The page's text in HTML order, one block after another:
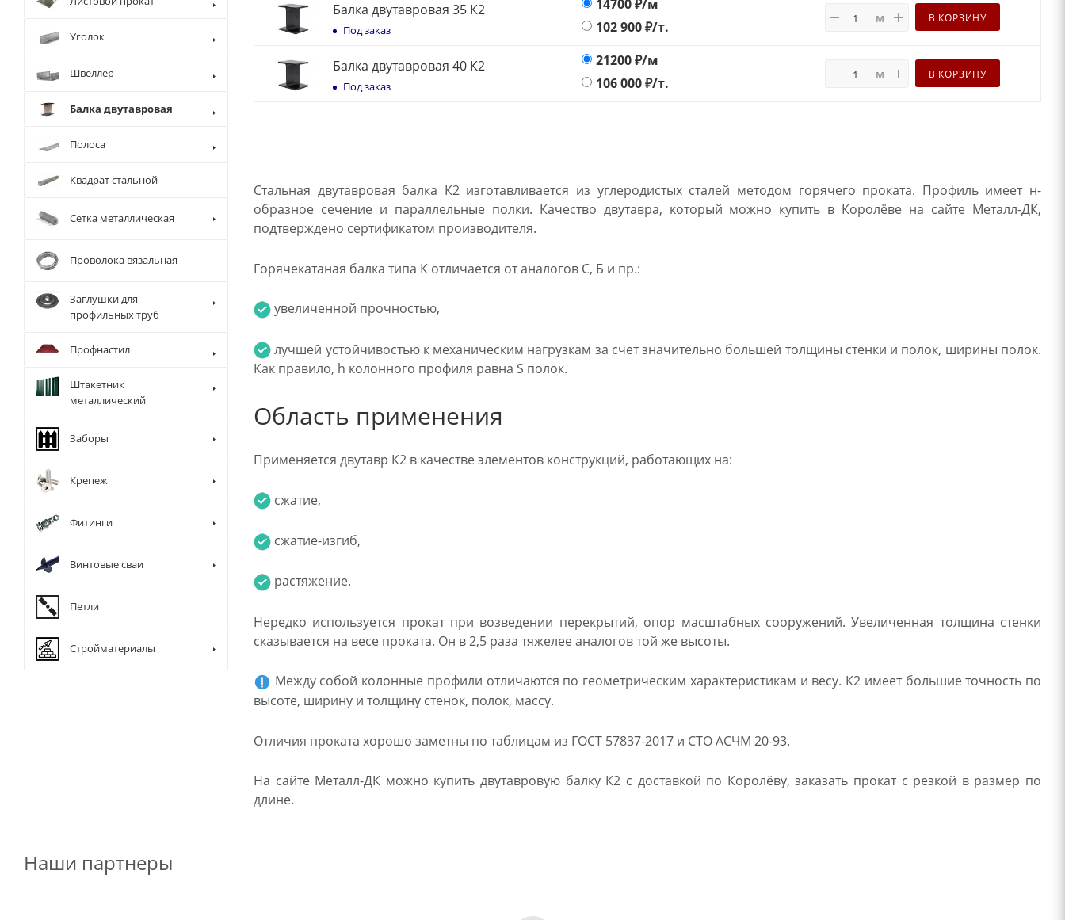
Балка двутавровая 35 К2
Под заказ
14700₽/м
102 900₽/т.
м В КОРЗИНУ
Балка двутавровая 40 К2
Под заказ
21200₽/м
106 000₽/т.
м В КОРЗИНУ
Стальная двутавровая балка К2 изготавливается из углеродистых сталей методом горячего проката. Профиль имеет н-
образное сечение и параллельные полки. Качество двутавра, который можно купить в Королёве на сайте Металл-ДК,
подтверждено сертификатом производителя.
Горячекатаная балка типа К отличается от аналогов С, Б и пр.:
увеличенной прочностью,
лучшей устойчивостью к механическим нагрузкам за счет значительно большей толщины стенки и полок, ширины полок.
Как правило, h колонного профиля равна S полок.
Область применения
Применяется двутавр К2 в качестве элементов конструкций, работающих на:
сжатие,
сжатие-изгиб,
растяжение.
Нередко используется прокат при возведении перекрытий, опор масштабных сооружений. Увеличенная толщина стенки
сказывается на весе проката. Он в 2,5 раза тяжелее аналогов той же высоты.
Между собой колонные профили отличаются по геометрическим характеристикам и весу. К2 имеет большие точность по
высоте, ширину и толщину стенок, полок, массу.
Отличия проката хорошо заметны по таблицам из ГОСТ 57837-2017 и СТО АСЧМ 20-93.
На сайте Металл-ДК можно купить двутавровую балку К2 с доставкой по Королёву, заказать прокат с резкой в размер по
длине.
Уголок
Швеллер
Балка двутавровая
Полоса
Квадрат стальной
Сетка металлическая
Проволока вязальная
Заглушки для
профильных труб
Профнастил
Штакетник
металлический
Заборы
Крепеж
Фитинги
Винтовые сваи
Петли
Стройматериалы
Наши партнеры